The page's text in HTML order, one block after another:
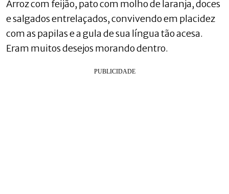
Arroz com feijão, pato com molho de laranja, doces
e salgados entrelaçados, convivendo em placidez
com as papilas e a gula de sua língua tão acesa.
Eram muitos desejos morando dentro.